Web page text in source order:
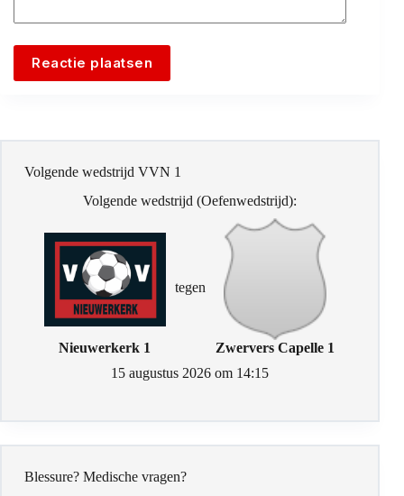
Reactie plaatsen
Volgende wedstrijd VVN 1
Volgende wedstrijd (Oefenwedstrijd):
Nieuwerkerk 1
tegen
Zwervers Capelle 1
15 augustus 2026 om 14:15
Blessure? Medische vragen?